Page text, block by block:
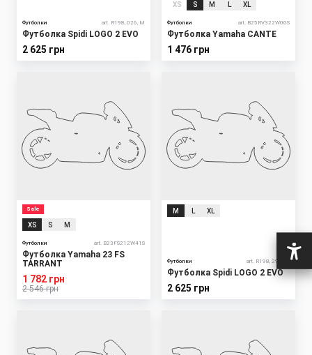
Футболки art. R198, 026, M
Футболка Spidi LOGO 2 EVO
2 625 грн
XS S M XL
Футболки art. B25RV322W00S
Футболка Yamaha CANTE
1 476 грн
Sale
XS S M
Футболки art. B23FS212W41S
Футболка Yamaha 23 FS
TARRANT
2 546 грн
1 782 грн
M XL
Футболки art. R198, 294, M
Футболка Spidi LOGO 2 EVO
2 625 грн